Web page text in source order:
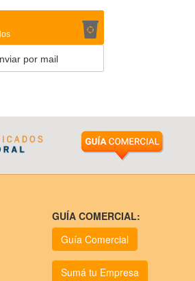
por mail
GUÍA COMERCIAL:
Guía Comercial
Sumá tu Empresa